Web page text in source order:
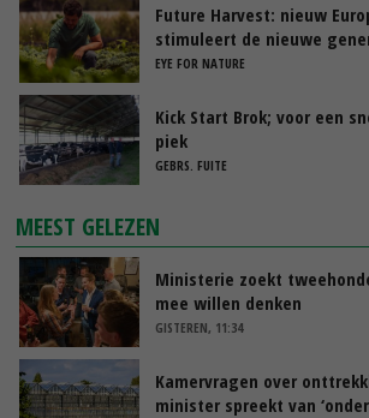
Future Harvest: nieuw
stimuleert de nieuwe
Nederland
EYE FOR NATURE
Kick Start Brok; voor een
piek
GEBRS. FUITE
MEEST GELEZEN
Ministerie zoekt
mee willen denken
GISTEREN, 11:34
Kamervragen over
minister spreekt van